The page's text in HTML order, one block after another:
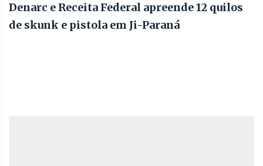
Denarc e Receita Federal apreende 12 quilos
de skunk e pistola em Ji-Paraná